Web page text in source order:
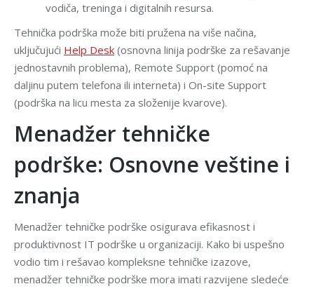
vodiča, treninga i digitalnih resursa.
Tehnička podrška može biti pružena na više načina,
uključujući Help Desk (osnovna linija podrške za rešavanje
jednostavnih problema), Remote Support (pomoć na
daljinu putem telefona ili interneta) i On-site Support
(podrška na licu mesta za složenije kvarove).
Menadžer tehničke
podrške: Osnovne veštine i
znanja
Menadžer tehničke podrške osigurava efikasnost i
produktivnost IT podrške u organizaciji. Kako bi uspešno
vodio tim i rešavao kompleksne tehničke izazove,
menadžer tehničke podrške mora imati razvijene sledeće